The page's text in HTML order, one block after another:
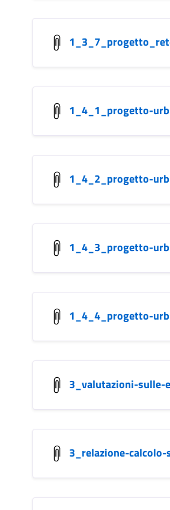
1_4_1_progetto-
1_4_2_progetto-
1_4_3_progetto-
1_4_4_progetto-
3_valutazioni-sulle-
3_relazione-